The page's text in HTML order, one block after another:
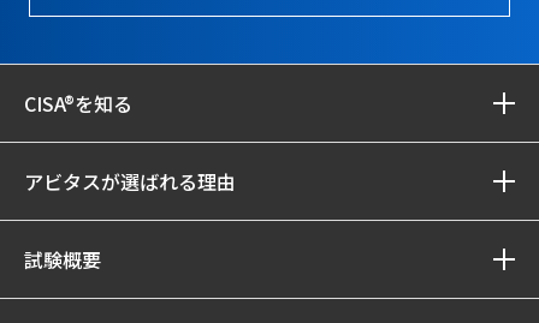
CISA®を知る
アビタスが選ばれる理由
試験概要